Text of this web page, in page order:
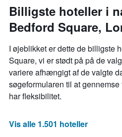
Billigste hoteller i
Bedford Square,
I øjeblikket er dette de billigste
Square, vi er stødt på på de
variere afhængigt af de valgte
søgeformularen til at
har fleksibilitet.
Vis alle 1.501 hoteller